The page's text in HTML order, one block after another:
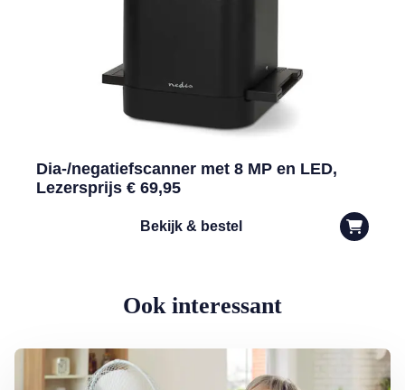
Dia-/negatiefscanner met 8 MP en LED,
Lezersprijs € 69,95
Bekijk & bestel
Ook interessant
Lees meer over Dokter Ted: zo houdt u het hoofd koel bij